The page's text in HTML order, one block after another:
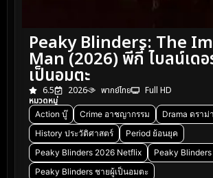
Peaky Blinders: The
Man (2026) พีกี้ ไบลน์เด
เป็นอมตะ
6.5 2026 พากย์ไทย
Full HD
หมวดหมู่
Action บู๊ Crime อาชญากรรม
Drama ดราม่า
History ประวัติศาสตร์
Period ย้อนยุค
Peaky Blinders 2026 Netflix
Peaky
Peaky Blinders ชายผู้เป็นอมตะ